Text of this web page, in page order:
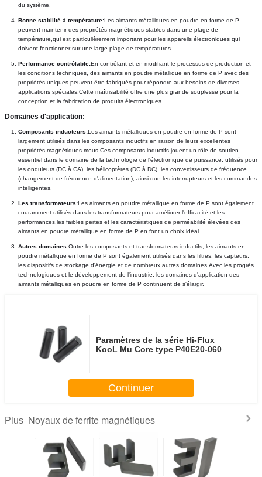
du système.
Bonne stabilité à température:Les aimants métalliques en poudre en forme de P
peuvent maintenir des propriétés magnétiques stables dans une plage de
température,qui est particulièrement important pour les appareils électroniques qui
doivent fonctionner sur une large plage de températures.
Performance contrôlable:En contrôlant et en modifiant le processus de production et
les conditions techniques, des aimants en poudre métallique en forme de P avec des
propriétés uniques peuvent être fabriqués pour répondre aux besoins de diverses
applications spéciales.Cette maîtrisabilité offre une plus grande souplesse pour la
conception et la fabrication de produits électroniques.
Domaines d'application:
Composants inducteurs:Les aimants métalliques en poudre en forme de P sont
largement utilisés dans les composants inductifs en raison de leurs excellentes
propriétés magnétiques mous.Ces composants inductifs jouent un rôle de soutien
essentiel dans le domaine de la technologie de l'électronique de puissance, utilisés pour
les onduleurs (DC à CA), les hélicoptères (DC à DC), les convertisseurs de fréquence
(changement de fréquence d'alimentation), ainsi que les interrupteurs et les commandes
intelligentes.
Les transformateurs:Les aimants en poudre métallique en forme de P sont également
couramment utilisés dans les transformateurs pour améliorer l'efficacité et les
performances.les faibles pertes et les caractéristiques de perméabilité élevées des
aimants en poudre métallique en forme de P en font un choix idéal.
Autres domaines:Outre les composants et transformateurs inductifs, les aimants en
poudre métallique en forme de P sont également utilisés dans les filtres, les capteurs,
les dispositifs de stockage d'énergie et de nombreux autres domaines.Avec les progrès
technologiques et le développement de l'industrie, les domaines d'application des
aimants métalliques en poudre en forme de P continuent de s'élargir.
Paramètres de la série Hi-Flux
KooL Mu Core type P40E20-060
Continuer
Plus Noyaux de ferrite magnétiques